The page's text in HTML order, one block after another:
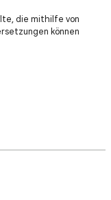
die mithilfe von
können